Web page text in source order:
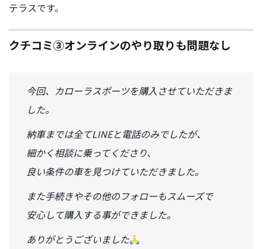
テラスです。
クチコミ③オンラインのやり取りも問題なし
今回、カローラスポーツを購入させていただきま
した。
納車までは全てLINEと電話のみでしたが、
細かく相談に乗ってくださり、
良い条件の車を見つけていただきました。
また手続きやその他のフォローもスムーズで
安心して購入する事ができました。
ありがとうございました